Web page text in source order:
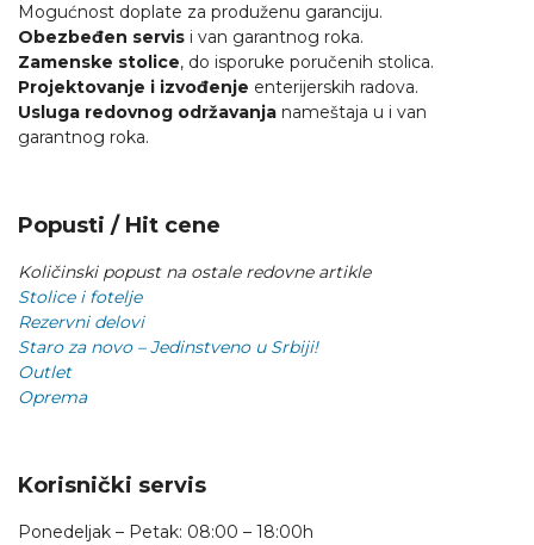
Mogućnost doplate za produženu garanciju.
Obezbeđen servis i van garantnog roka.
Zamenske stolice, do isporuke poručenih stolica.
Projektovanje i izvođenje enterijerskih radova.
Usluga redovnog održavanja nameštaja u i van
garantnog roka.
Popusti / Hit cene
Količinski popust na ostale redovne artikle
Stolice i fotelje
Rezervni delovi
Staro za novo – Jedinstveno u Srbiji!
Outlet
Oprema
Korisnički servis
Ponedeljak – Petak: 08:00 – 18:00h